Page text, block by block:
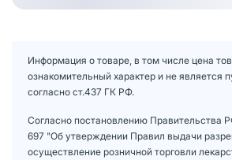
Информация о товаре, в том числе цена
ознакомительный характер и не является
согласно ст.437 ГК РФ.
Согласно постановлению Правительства
697 "Об утверждении Правил выдачи
осуществление розничной торговли